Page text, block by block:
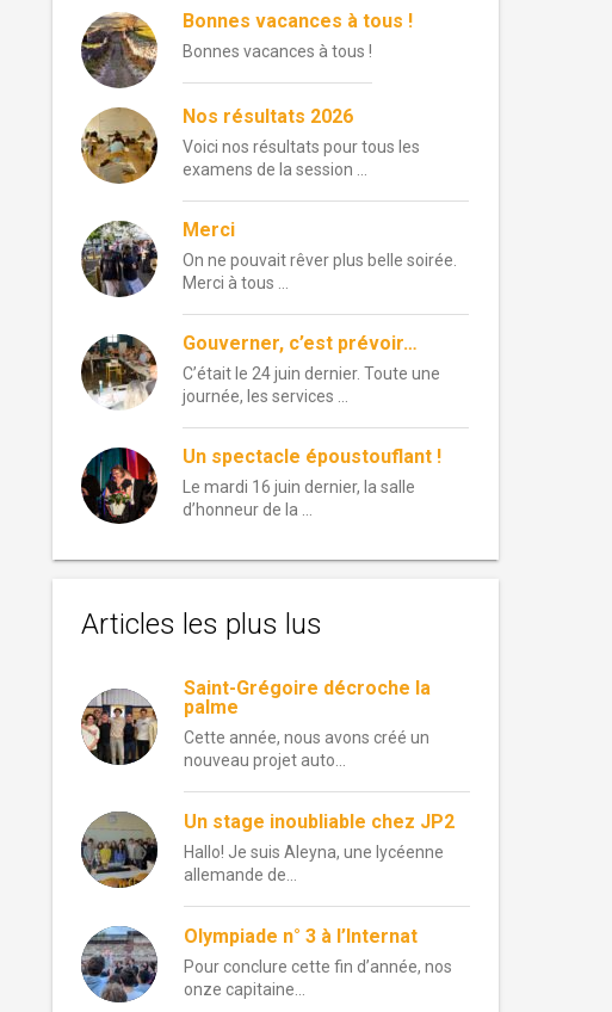
Bonnes vacances à tous !
Bonnes vacances à tous !
Nos résultats 2026
Voici nos résultats pour tous les
examens de la session …
Merci
On ne pouvait rêver plus belle soirée.
Merci à tous …
Gouverner, c’est prévoir…
C’était le 24 juin dernier. Toute une
journée, les services …
Un spectacle époustouflant !
Le mardi 16 juin dernier, la salle
d’honneur de la …
Articles les plus lus
Saint-Grégoire décroche la
palme
Cette année, nous avons créé un
nouveau projet auto...
Un stage inoubliable chez JP2
Hallo! Je suis Aleyna, une lycéenne
allemande de...
Olympiade n° 3 à l’Internat
Pour conclure cette fin d’année, nos
onze capitaine...